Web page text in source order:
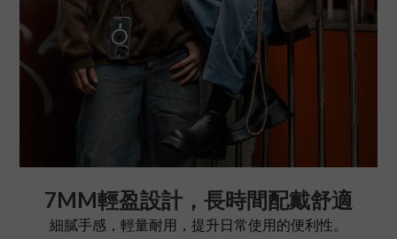
7MM輕盈設計，長時間配戴舒適
細膩手感，輕量耐用，提升日常使用的便利性。